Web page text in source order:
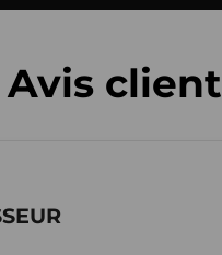
Avis client